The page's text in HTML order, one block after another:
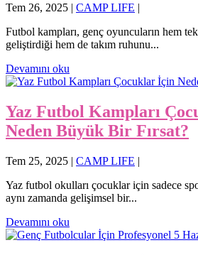
Tem 26, 2025 | CAMP LIFE |
Futbol kampları, genç oyuncuların hem
geliştirdiği hem de takım ruhunu...
Devamını oku
Yaz Futbol Kampları
Neden Büyük Bir Fırsat?
Tem 25, 2025 | CAMP LIFE |
Yaz futbol okulları çocuklar için sadece
aynı zamanda gelişimsel bir...
Devamını oku